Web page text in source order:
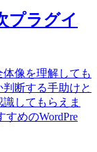
プラグイ
像を理解しても
断する手助けと
してもらえま
めのWordPre